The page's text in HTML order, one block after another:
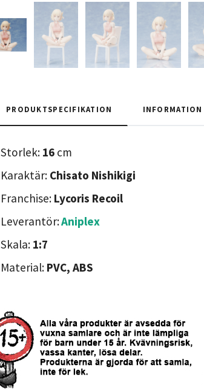
PRODUKTSPECIFIKATION INFORMATION
Storlek: 16 cm
Karaktär: Chisato Nishikigi
Franchise: Lycoris Recoil
Leverantör:Aniplex
Skala: 1:7
Material: PVC, ABS